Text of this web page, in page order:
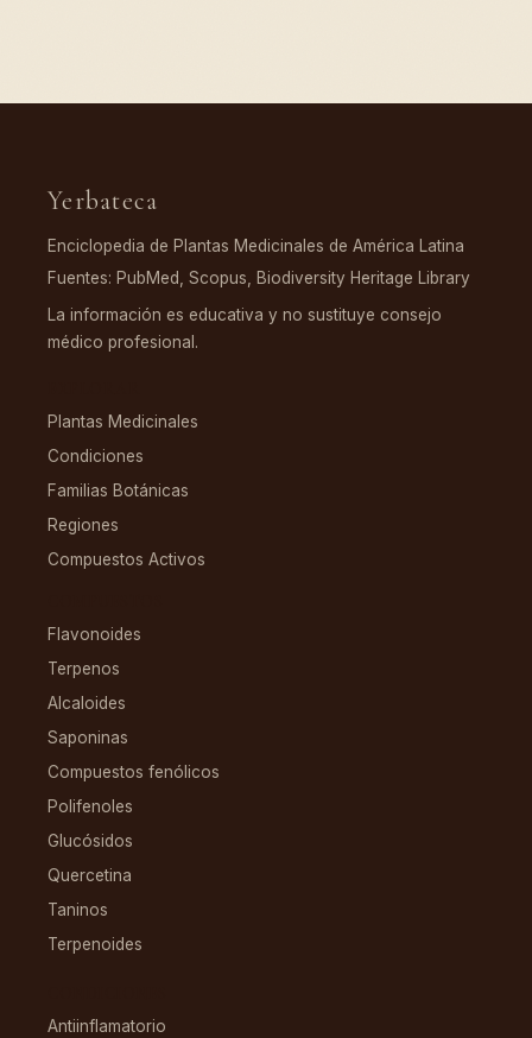
Yerbateca
Enciclopedia de Plantas Medicinales de América Latina
Fuentes: PubMed, Scopus, Biodiversity Heritage Library
La información es educativa y no sustituye consejo
médico profesional.
Plantas Medicinales
Condiciones
Familias Botánicas
Regiones
Compuestos Activos
Flavonoides
Terpenos
Alcaloides
Saponinas
Compuestos fenólicos
Polifenoles
Glucósidos
Quercetina
Taninos
Terpenoides
Antiinflamatorio